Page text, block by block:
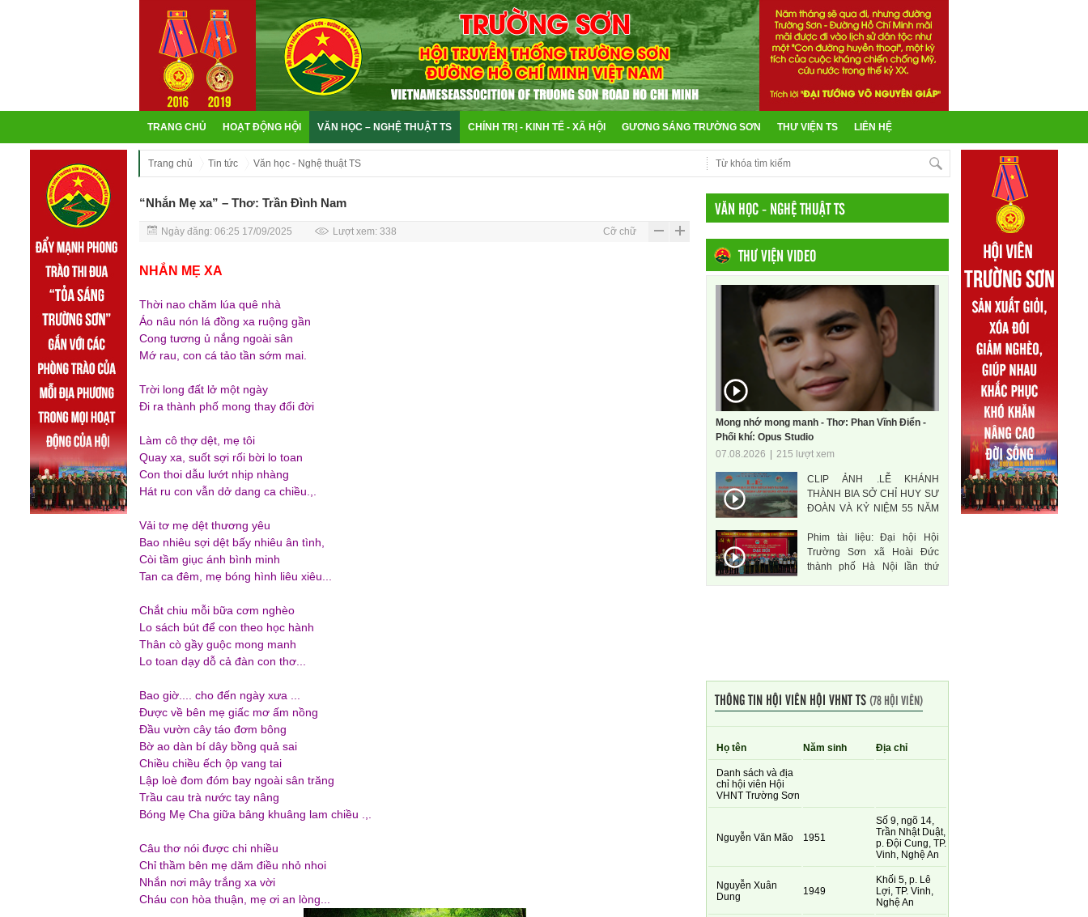
TRANG CHỦ HOẠT ĐỘNG HỘI VĂN HỌC – NGHỆ THUẬT TS CHÍNH TRỊ - KINH TẾ - XÃ HỘI GƯƠNG SÁNG TRƯỜNG SƠN THƯ VIỆN TS LIÊN HỆ
Trang chủ Tin tức Văn học - Nghệ thuật TS
“Nhắn Mẹ xa” – Thơ: Trần Đình Nam
Ngày đăng: 06:25 17/09/2025 Lượt xem: 338 Cỡ chữ
NHẮN MẸ XA
Thời nao chăm lúa quê nhà
Áo nâu nón lá đồng xa ruộng gần
Cong tương ủ nắng ngoài sân
Mớ rau, con cá tảo tần sớm mai.
Trời long đất lở một ngày
Đi ra thành phố mong thay đổi đời
Làm cô thợ dệt, mẹ tôi
Quay xa, suốt sợi rối bời lo toan
Con thoi dẫu lướt nhịp nhàng
Hát ru con vẫn dở dang ca chiều.,.
Vải tơ mẹ dệt thương yêu
Bao nhiêu sợi dệt bấy nhiêu ân tình,
Còi tầm giục ánh bình minh
Tan ca đêm, mẹ bóng hình liêu xiêu...
Chắt chiu mỗi bữa cơm nghèo
Lo sách bút để con theo học hành
Thân cò gầy guộc mong manh
Lo toan dạy dỗ cả đàn con thơ...
Bao giờ.... cho đến ngày xưa ...
Được về bên mẹ giấc mơ ấm nồng
Đầu vườn cây táo đơm bông
Bờ ao dàn bí dây bồng quả sai
Chiều chiều ếch ộp vang tai
Lập loè đom đóm bay ngoài sân trăng
Trầu cau trà nước tay nâng
Bóng Mẹ Cha giữa bâng khuâng lam chiều .,.
Câu thơ nói được chi nhiều
Chỉ thầm bên mẹ dăm điều nhỏ nhoi
Nhắn nơi mây trắng xa vời
Cháu con hòa thuận, mẹ ơi an lòng...
VĂN HỌC - NGHỆ THUẬT TS
THƯ VIỆN VIDEO
Mong nhớ mong manh - Thơ: Phan Vĩnh Điển -
Phối khí: Opus Studio
07.08.2026
215 lượt xem
CLIP ẢNH .LỄ KHÁNH
THÀNH BIA SỞ CHỈ HUY SƯ
ĐOÀN VÀ KỶ NIỆM 55 NĂM
ANH HÙNG
Phim tài liệu: Đại hội Hội
Trường Sơn xã Hoài Đức
thành phố Hà Nội lần thứ
THÔNG TIN HỘI VIÊN HỘI VHNT TS(78 HỘI VIÊN)
Họ tên Năm sinh Địa chỉ
Danh sách và địa
chỉ hội viên Hội
VHNT Trường Sơn
Nguyễn Văn Mão 1951
Số 9, ngõ 14,
Trần Nhật Duật,
p. Đội Cung, TP.
Vinh, Nghệ An
Nguyễn Xuân
Dung
1949
Khối 5, p. Lê
Lợi, TP. Vinh,
Nghệ An